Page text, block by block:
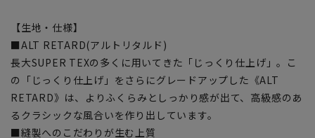
【生地・仕様】
■ALT RETARD(アルトリタルド)
長大SUPER TEXの多くに用いてきた「じっくり仕上げ」。こ
の「じっくり仕上げ」をさらにグレードアップした《ALT
RETARD》は、よりふくらみとしっかり感が出て、高級感のあ
るクラシックな風合いを作り出しています。
■縫製へのこだわりが生む上質